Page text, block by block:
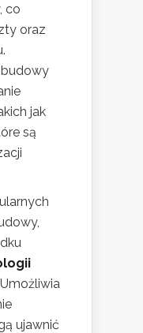
co
oraz
jak
są
ujawnić